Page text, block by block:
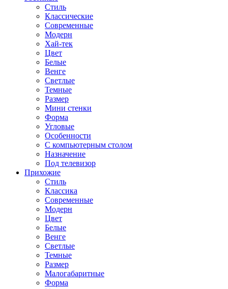
Стиль
Классические
Современные
Модерн
Хай-тек
Цвет
Белые
Венге
Светлые
Темные
Размер
Мини стенки
Форма
Угловые
Особенности
С компьютерным столом
Назначение
Под телевизор
Прихожие
Стиль
Классика
Современные
Модерн
Цвет
Белые
Венге
Светлые
Темные
Размер
Малогабаритные
Форма